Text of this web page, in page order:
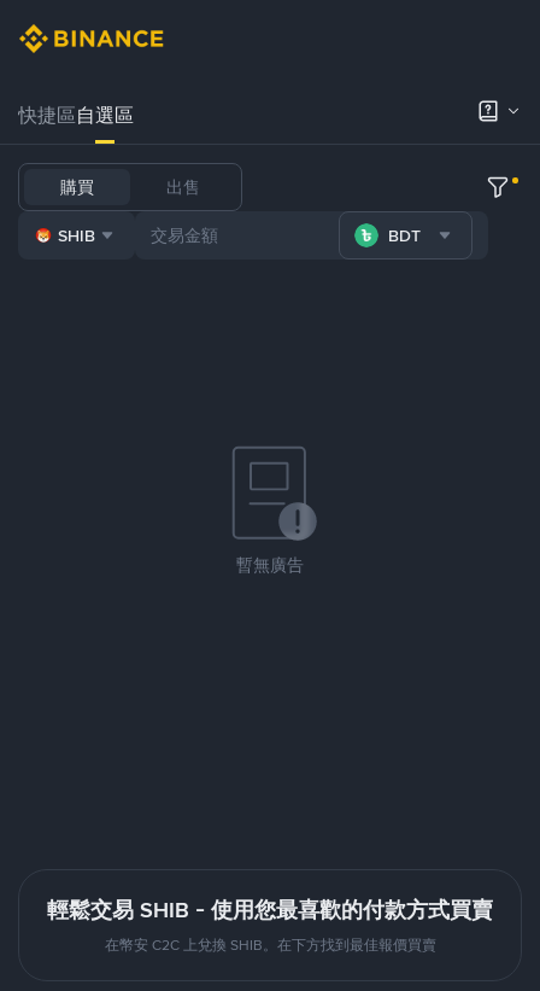
快捷區自選區
購買 出售
SHIB BDT
暫無廣告
輕鬆交易 SHIB - 使用您最喜歡的付款方式買賣
在幣安 C2C 上兌換 SHIB。在下方找到最佳報價買賣